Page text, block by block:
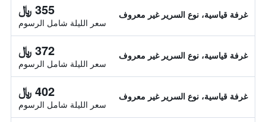
غرفة قياسية، نوع السرير غير معروف 355 ﷼
سعر الليلة شامل الرسوم
غرفة قياسية، نوع السرير غير معروف 372 ﷼
سعر الليلة شامل الرسوم
غرفة قياسية، نوع السرير غير معروف 402 ﷼
سعر الليلة شامل الرسوم